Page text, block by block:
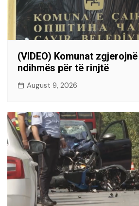
(VIDEO) Komunat
ndihmës për të rinjtë
August 9, 2026